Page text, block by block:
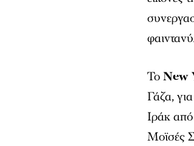
ΤοNew
Γάζα,
Ιράκ
Μοϊσές